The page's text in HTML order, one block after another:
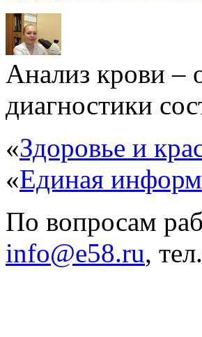
Анализ крови –
диагностики
«Здоровье и
«Единая
По вопросам
info@e58.ru,